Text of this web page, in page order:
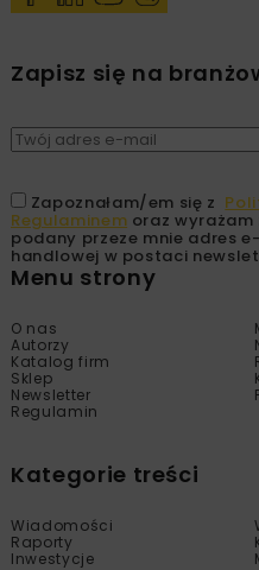
Zapisz się na
Zapoznałam/em się z
Regulaminem oraz
podany przeze mnie adres
handlowej w postaci
Menu strony
O nas
Autorzy
Katalog firm
Sklep
Newsletter
Regulamin
Kategorie treści
Wiadomości
Raporty
Inwestycje